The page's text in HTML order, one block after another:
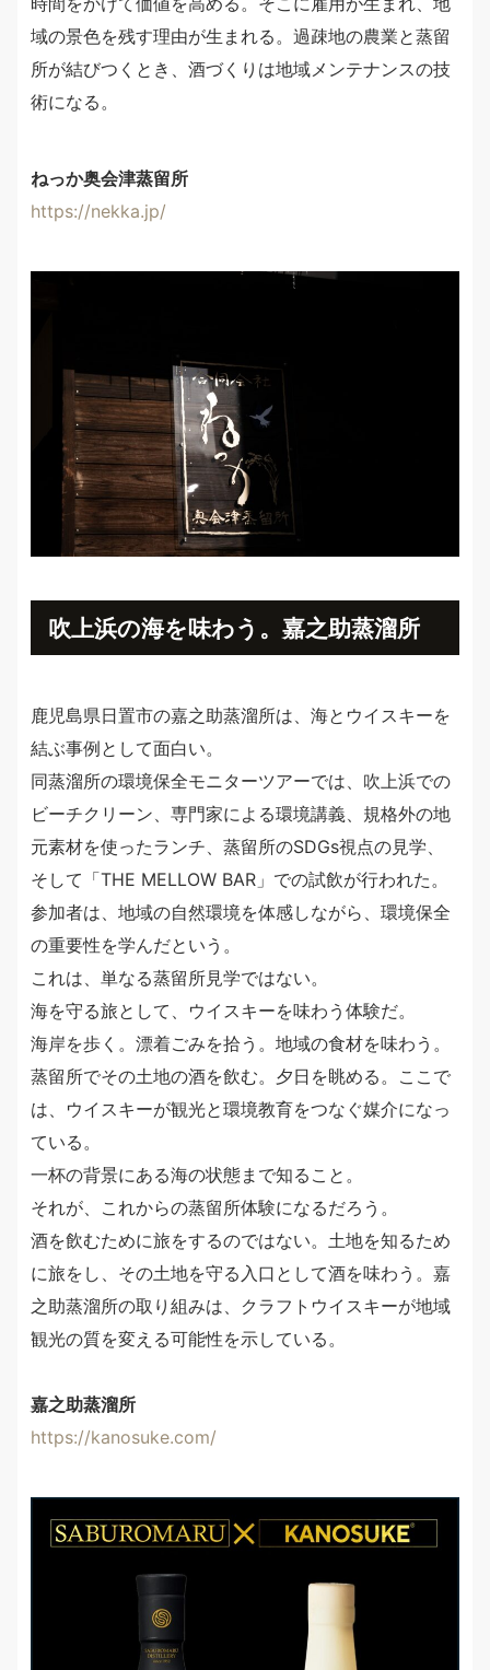
域の景色を残す理由が生まれる。過疎地の農業と蒸留
所が結びつくとき、酒づくりは地域メンテナンスの技
術になる。
ねっか奥会津蒸留所
https://nekka.jp/
吹上浜の海を味わう。嘉之助蒸溜所
鹿児島県日置市の嘉之助蒸溜所は、海とウイスキーを
結ぶ事例として面白い。
同蒸溜所の環境保全モニターツアーでは、吹上浜での
ビーチクリーン、専門家による環境講義、規格外の地
元素材を使ったランチ、蒸留所のSDGs視点の見学、
そして「THE MELLOW BAR」での試飲が行われた。
参加者は、地域の自然環境を体感しながら、環境保全
の重要性を学んだという。
これは、単なる蒸留所見学ではない。
海を守る旅として、ウイスキーを味わう体験だ。
海岸を歩く。漂着ごみを拾う。地域の食材を味わう。
蒸留所でその土地の酒を飲む。夕日を眺める。ここで
は、ウイスキーが観光と環境教育をつなぐ媒介になっ
ている。
一杯の背景にある海の状態まで知ること。
それが、これからの蒸留所体験になるだろう。
酒を飲むために旅をするのではない。土地を知るため
に旅をし、その土地を守る入口として酒を味わう。嘉
之助蒸溜所の取り組みは、クラフトウイスキーが地域
観光の質を変える可能性を示している。
嘉之助蒸溜所
https://kanosuke.com/